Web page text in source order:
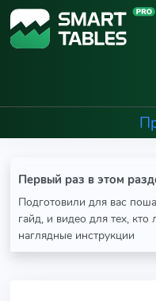
Первый раз в этом
Подготовили для вас
гайд, и видео для тех, кто
наглядные инструкции